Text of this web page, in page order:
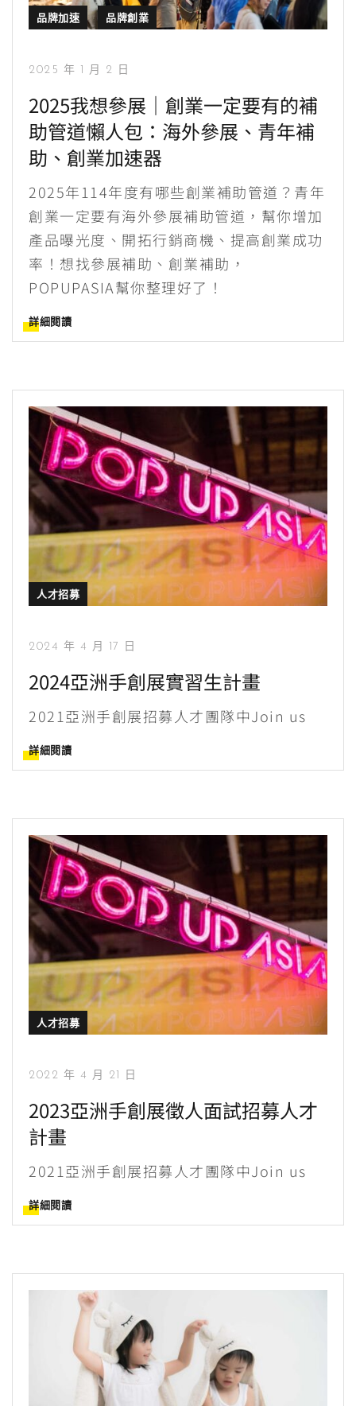
品牌加速 品牌創業
2025 年 1 月 2 日
2025我想參展｜創業一定要有的補
助管道懶人包：海外參展、青年補
助、創業加速器
2025年114年度有哪些創業補助管道？青年
創業一定要有海外參展補助管道，幫你增加
產品曝光度、開拓行銷商機、提高創業成功
率！想找參展補助、創業補助，
POPUPASIA幫你整理好了！
詳細閱讀
人才招募
2024 年 4 月 17 日
2024亞洲手創展實習生計畫
2021亞洲手創展招募人才團隊中Join us
詳細閱讀
人才招募
2022 年 4 月 21 日
2023亞洲手創展徵人面試招募人才
計畫
2021亞洲手創展招募人才團隊中Join us
詳細閱讀